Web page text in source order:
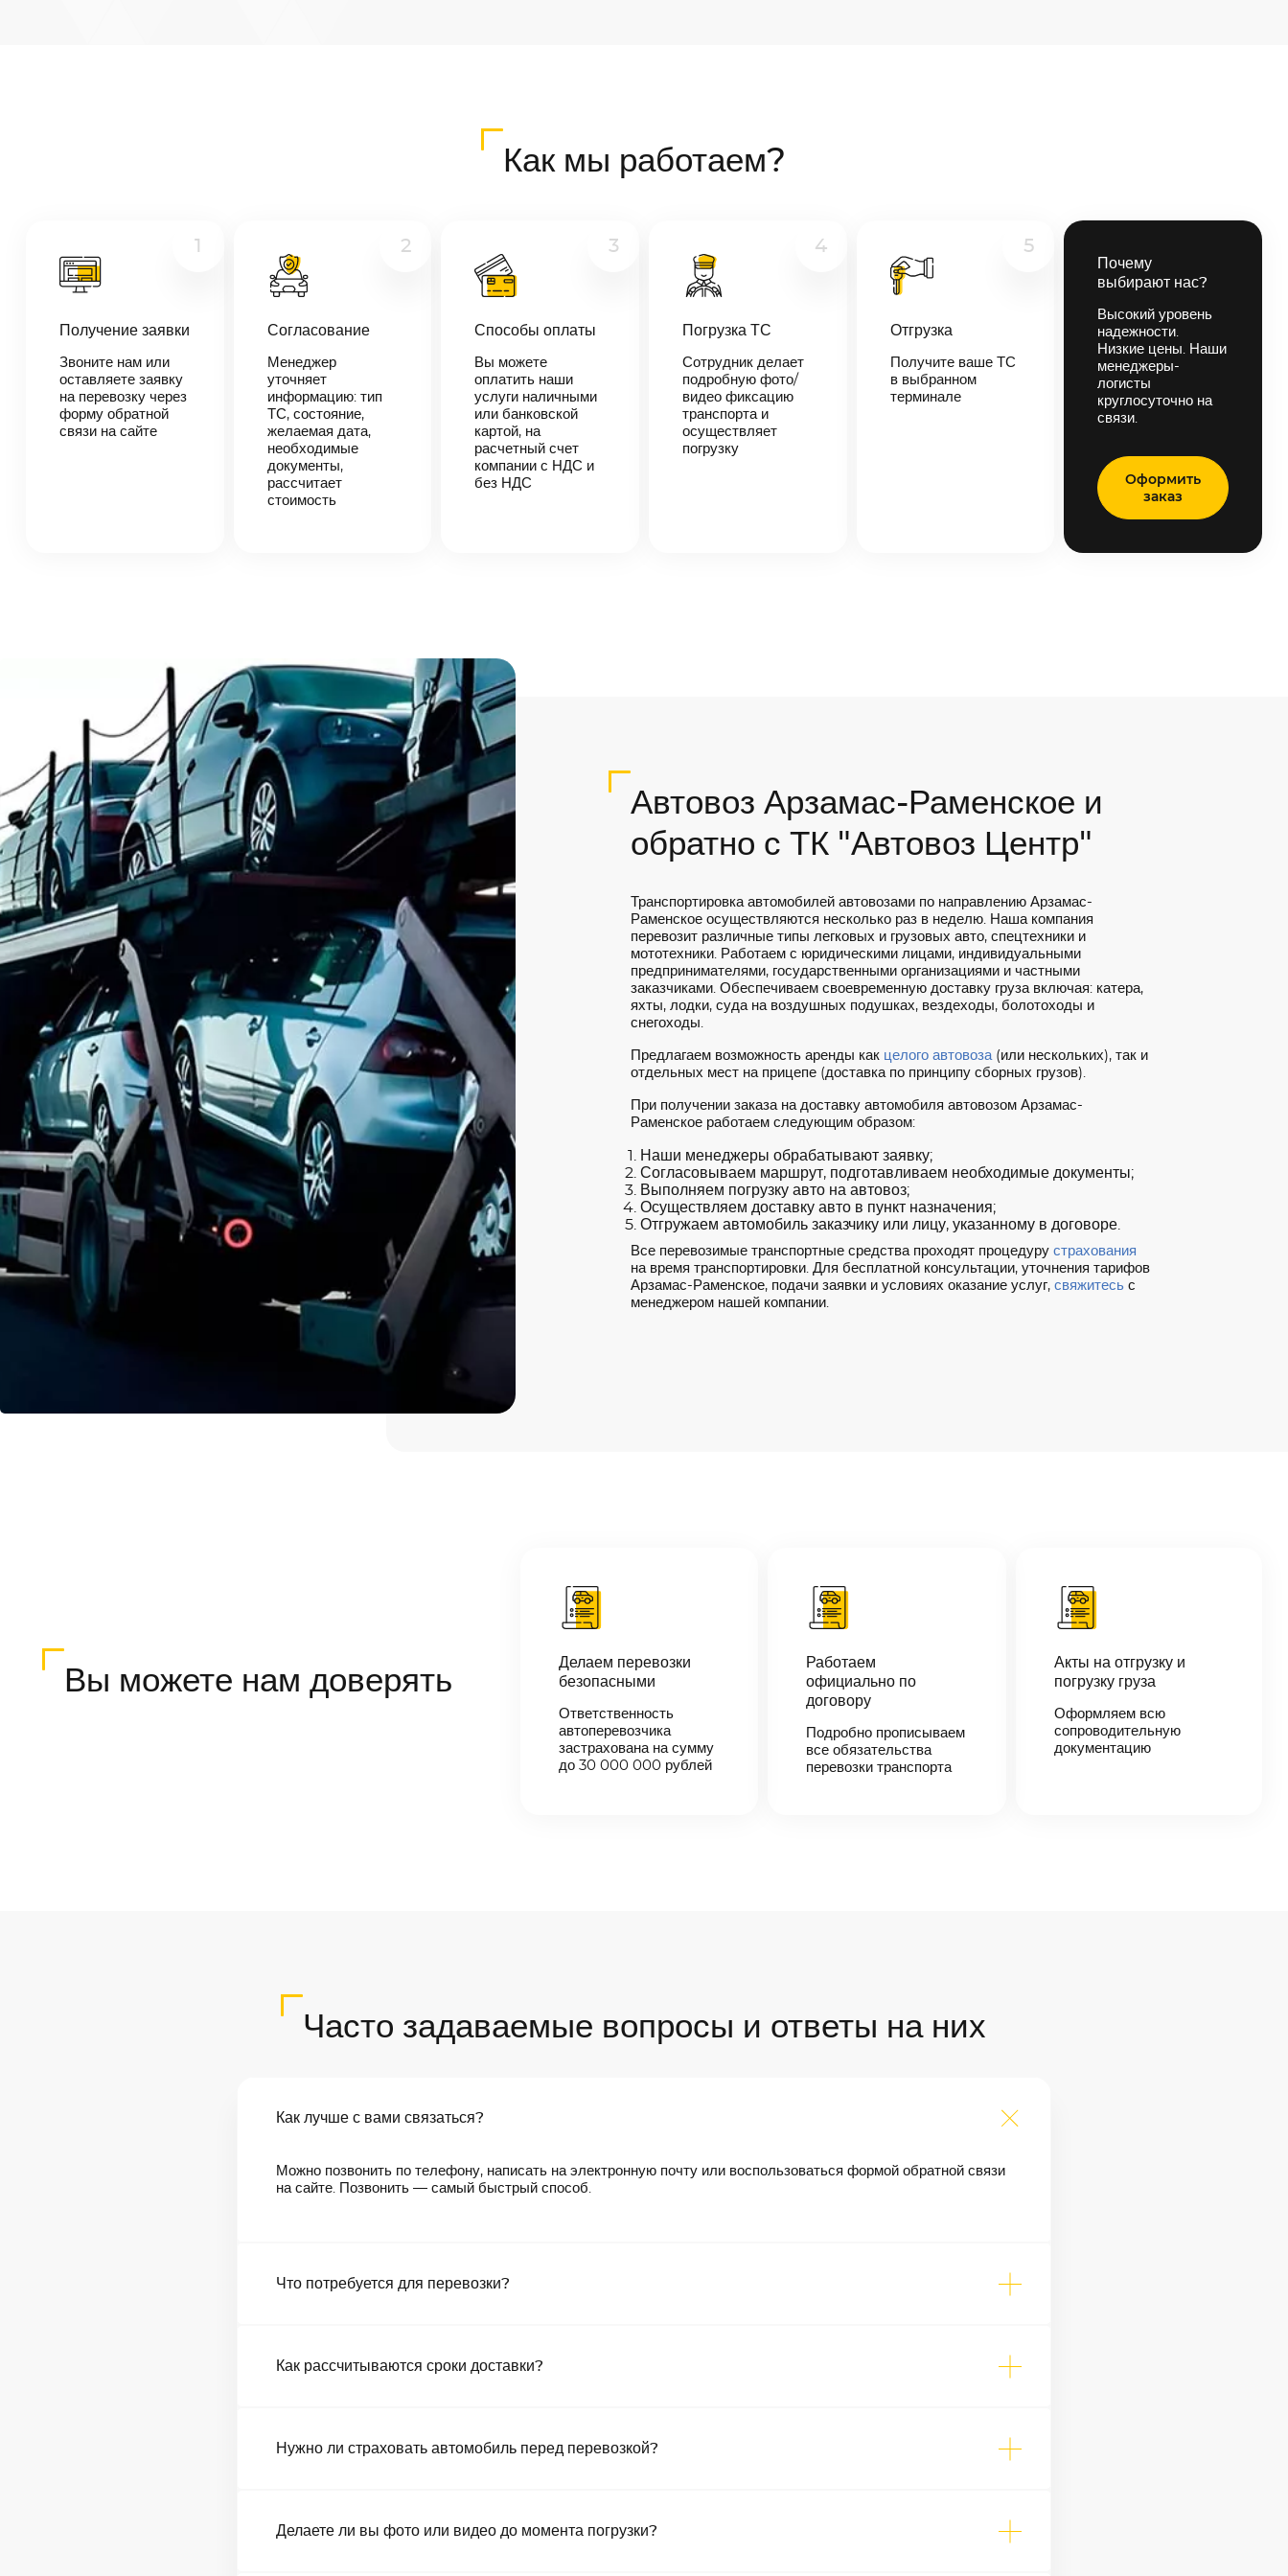
минут наш
логист
свяжется с
вами,
согласует
детали
автоперевозки,
Как мы работаем?
1
Получение заявки
Звоните нам или
оставляете заявку
на перевозку через
форму обратной
связи на сайте
2
Согласование
Менеджер
уточняет
информацию: тип
ТС, состояние,
желаемая дата,
необходимые
документы,
рассчитает
стоимость
3
Способы оплаты
Вы можете
оплатить наши
услуги наличными
или банковской
картой, на
расчетный счет
компании с НДС и
без НДС
4
Погрузка ТС
Сотрудник делает
подробную фото/
видео фиксацию
транспорта и
осуществляет
погрузку
5
Отгрузка
Получите ваше ТС
в выбранном
терминале
Почему
выбирают нас?
Высокий уровень
надежности.
Низкие цены. Наши
менеджеры-
логисты
круглосуточно на
связи.
Оформить
заказ
Автовоз Арзамас-Раменское и
обратно с ТК "Автовоз Центр"
Транспортировка автомобилей автовозами по направлению Арзамас-
Раменское осуществляются несколько раз в неделю. Наша компания
перевозит различные типы легковых и грузовых авто, спецтехники и
мототехники. Работаем с юридическими лицами, индивидуальными
предпринимателями, государственными организациями и частными
заказчиками. Обеспечиваем своевременную доставку груза включая: катера,
яхты, лодки, суда на воздушных подушках, вездеходы, болотоходы и
снегоходы.
Предлагаем возможность аренды как целого автовоза(или нескольких), так и
отдельных мест на прицепе (доставка по принципу сборных грузов).
При получении заказа на доставку автомобиля автовозом Арзамас-
Раменское работаем следующим образом:
Наши менеджеры обрабатывают заявку;
Согласовываем маршрут, подготавливаем необходимые документы;
Выполняем погрузку авто на автовоз;
Осуществляем доставку авто в пункт назначения;
Отгружаем автомобиль заказчику или лицу, указанному в договоре.
Все перевозимые транспортные средства проходят процедуру страхования
на время транспортировки. Для бесплатной консультации, уточнения тарифов
Арзамас-Раменское, подачи заявки и условиях оказание услуг, свяжитесьс
менеджером нашей компании.
Вы можете нам доверять
Делаем перевозки
безопасными
Ответственность
автоперевозчика
застрахована на сумму
до 30 000 000 рублей
Работаем
официально по
договору
Подробно прописываем
все обязательства
перевозки транспорта
Акты на отгрузку и
погрузку груза
Оформляем всю
сопроводительную
документацию
Часто задаваемые вопросы и ответы на них
Как лучше с вами связаться?
Можно позвонить по телефону, написать на электронную почту или воспользоваться формой обратной связи
на сайте. Позвонить — самый быстрый способ.
Что потребуется для перевозки?
Как рассчитываются сроки доставки?
Нужно ли страховать автомобиль перед перевозкой?
Делаете ли вы фото или видео до момента погрузки?